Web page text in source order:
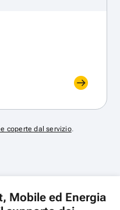
coperte dal servizio.
Mobile ed Energia